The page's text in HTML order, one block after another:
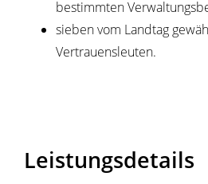
bestimmten
sieben vom Landtag
Vertrauensleuten.
Leistungsdetails